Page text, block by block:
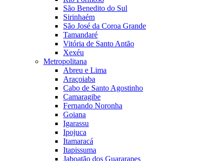
São Benedito do Sul
Sirinhaém
São José da Coroa Grande
Tamandaré
Vitória de Santo Antão
Xexéu
Metropolitana
Abreu e Lima
Araçoiaba
Cabo de Santo Agostinho
Camaragibe
Fernando Noronha
Goiana
Igarassu
Ipojuca
Itamaracá
Itapissuma
Jaboatão dos Guararapes